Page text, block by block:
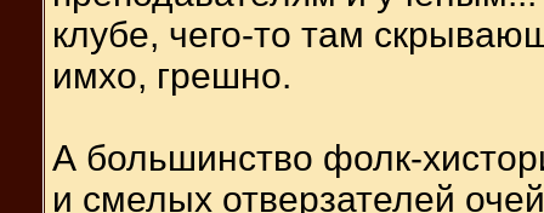
клубе, чего-то там
имхо, грешно.
А большинство фолк-
и смелых отверзателей